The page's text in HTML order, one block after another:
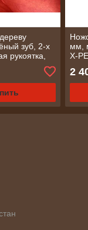
зуб, 2-х
рукоятка,
зуб 2D/
мм,
X-
2